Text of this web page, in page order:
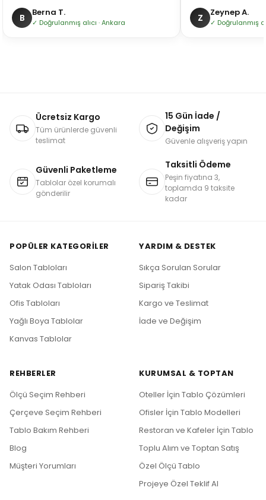
B Berna T.
✓ Doğrulanmış alıcı · Ankara Z Zeynep A.
✓ Doğrulanmış
Ücretsiz Kargo
Tüm ürünlerde güvenli
teslimat
15 Gün İade /
Değişim
Güvenle alışveriş yapın
Güvenli Paketleme
Tablolar özel korumalı
gönderilir
Taksitli Ödeme
Peşin fiyatına 3,
toplamda 9 taksite
kadar
POPÜLER KATEGORILER
Salon Tabloları
Yatak Odası Tabloları
Ofis Tabloları
Yağlı Boya Tablolar
Kanvas Tablolar
YARDIM & DESTEK
Sıkça Sorulan Sorular
Sipariş Takibi
Kargo ve Teslimat
İade ve Değişim
REHBERLER
Ölçü Seçim Rehberi
Çerçeve Seçim Rehberi
Tablo Bakım Rehberi
Blog
Müşteri Yorumları
KURUMSAL & TOPTAN
Oteller İçin Tablo Çözümleri
Ofisler İçin Tablo Modelleri
Restoran ve Kafeler İçin Tablo
Toplu Alım ve Toptan Satış
Özel Ölçü Tablo
Projeye Özel Teklif Al